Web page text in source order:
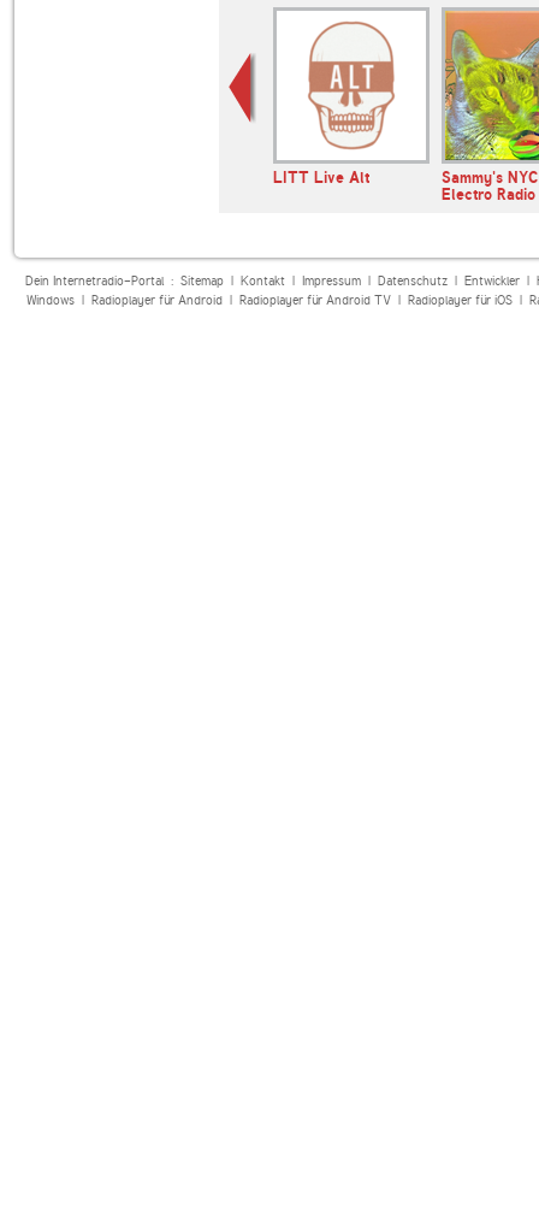
LITT Live Alt
Sammy's
Electro Radio
Dein Internetradio-Portal : Sitemap| Kontakt| Impressum| Datenschutz| Entwickler|
Windows| Radioplayer für Android| Radioplayer für Android TV| Radioplayer für iOS|